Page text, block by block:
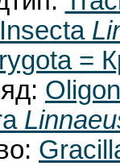
Insecta
=